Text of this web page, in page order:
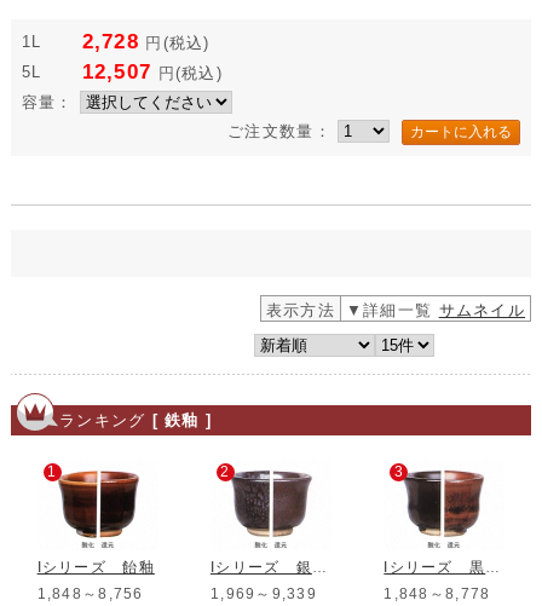
1L 2,728 円 (税込)
5L
12,507 円 (税込)
容量：
ご注文数量：
表示方法 ▼詳細一覧 サムネイル
ランキング [ 鉄釉 ]
1
Iシリーズ 飴釉
1,848～8,756
2
1,969～9,339
3
1,848～8,778